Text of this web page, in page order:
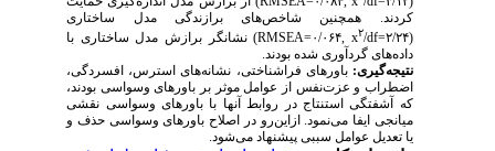
کردند. همچنین شاخص‌های برازندگی مدل ساختاری
RMSEA=۰/۰۶۴, x۲/df
=۲/۲۴) نشانگر برازش مدل ساختاری با
داده‌های گردآوری شده بودند.
نتیجه‌گیری:باورهای فراشناختی، نشانه‌های استرس، افسردگی،
اضطراب و عزت‌نفس از عوامل موثر بر باورهای وسواسیبودند،
که آشفتگی استنتاج در روابط آنها با باورهای وسواسی نقشی
میانجی ایفا می‌نمود. ازاین­‌رو در اصلاح باورهای وسواسی حذف و
یا تعدیل عوامل سببی پیشنهاد می‌شود.